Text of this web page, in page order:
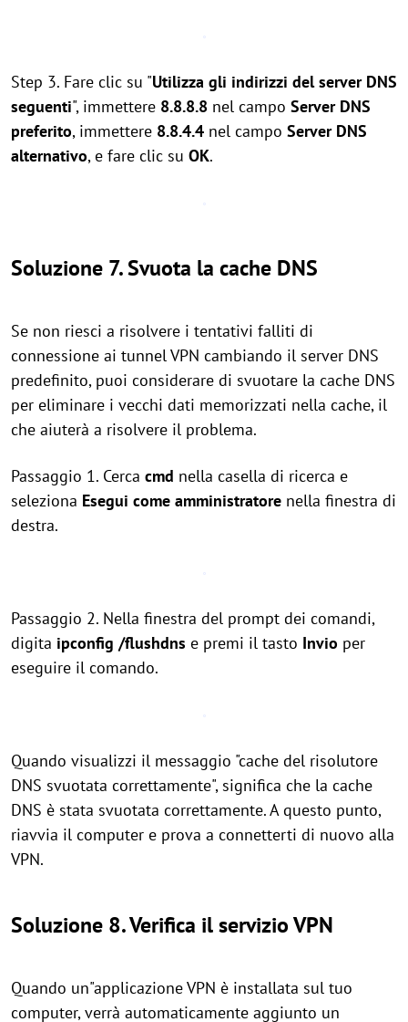
Step 3. Fare clic su "Utilizza gli indirizzi del server DNS
seguenti", immettere 8.8.8.8 nel campo Server DNS
preferito, immettere 8.8.4.4 nel campo Server DNS
alternativo, e fare clic su OK.
Soluzione 7. Svuota la cache DNS
Se non riesci a risolvere i tentativi falliti di
connessione ai tunnel VPN cambiando il server DNS
predefinito, puoi considerare di svuotare la cache DNS
per eliminare i vecchi dati memorizzati nella cache, il
che aiuterà a risolvere il problema.
Passaggio 1. Cerca cmd nella casella di ricerca e
seleziona Esegui come amministratore nella finestra di
destra.
Passaggio 2. Nella finestra del prompt dei comandi,
digita ipconfig /flushdns e premi il tasto Invio per
eseguire il comando.
Quando visualizzi il messaggio "cache del risolutore
DNS svuotata correttamente", significa che la cache
DNS è stata svuotata correttamente. A questo punto,
riavvia il computer e prova a connetterti di nuovo alla
VPN.
Soluzione 8. Verifica il servizio VPN
Quando un"applicazione VPN è installata sul tuo
computer, verrà automaticamente aggiunto un